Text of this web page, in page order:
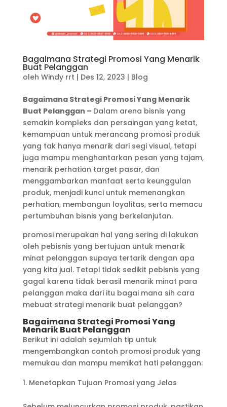
Bagaimana Strategi Promosi Yang Menarik
Buat Pelanggan
oleh Windy rrt | Des 12, 2023 | Blog
Bagaimana Strategi Promosi Yang Menarik
Buat Pelanggan – Dalam arena bisnis yang
semakin kompleks dan persaingan yang ketat,
kemampuan untuk merancang promosi produk
yang tak hanya menarik dari segi visual, tetapi
juga mampu menghantarkan pesan yang tajam,
menarik perhatian target pasar, dan
menggambarkan manfaat serta keunggulan
produk, menjadi kunci untuk memenangkan
perhatian, membangun loyalitas, serta memacu
pertumbuhan bisnis yang berkelanjutan.
promosi merupakan hal yang sering di lakukan
oleh pebisnis yang bertujuan untuk menarik
minat pelanggan supaya tertarik dengan apa
yang kita jual. Tetapi tidak sedikit pebisnis yang
gagal karena tidak berasil menarik minat para
pelanggan maka dari itu bagai mana sih cara
mebuat strategi menarik buat pelanggan?
Bagaimana Strategi Promosi Yang
Menarik Buat Pelanggan
Berikut ini adalah sejumlah tip untuk
mengembangkan contoh promosi produk yang
memukau dan mampu memikat hati pelanggan:
Menetapkan Tujuan Promosi yang Jelas